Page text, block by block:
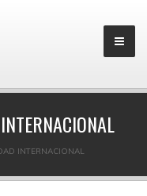
INTERNACIONAL